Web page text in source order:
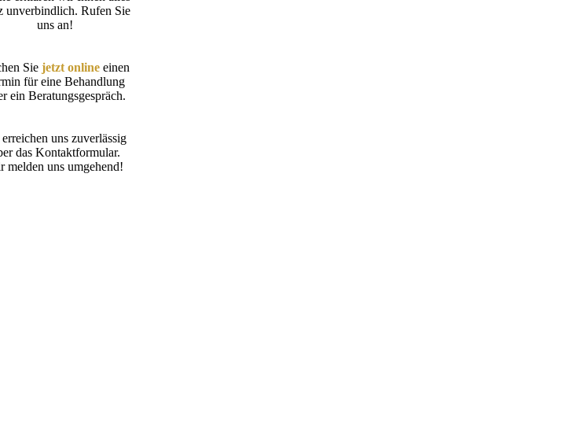
unverbindlich. Rufen Sie
uns an!
Sie jetzt onlineeinen
für eine Behandlung
ein Beratungsgespräch.
erreichen uns zuverlässig
das Kontaktformular.
melden uns umgehend!